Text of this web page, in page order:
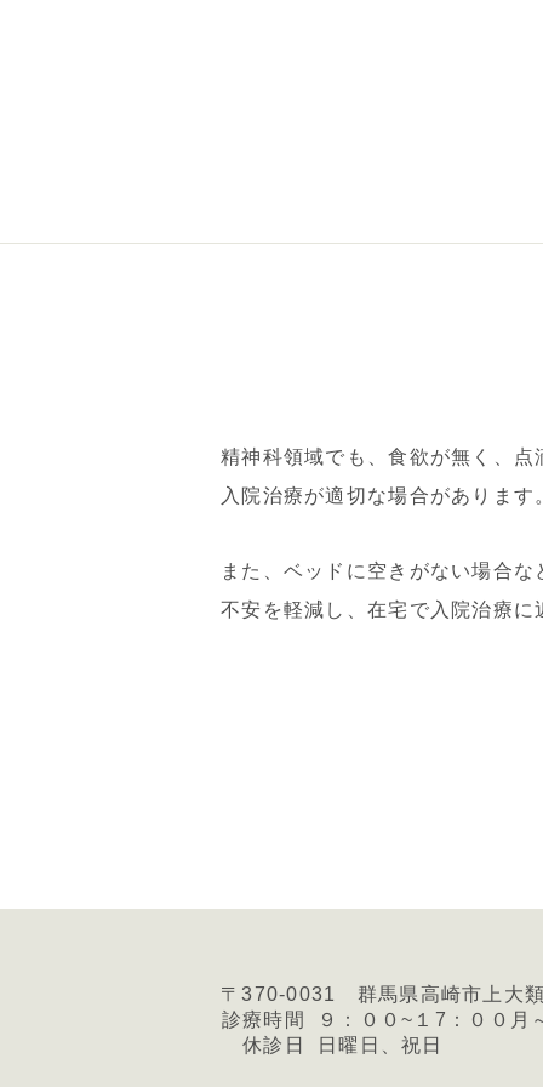
精神科領域でも、食欲が無く、
入院治療が適切な場合がありま
また、ベッドに空きがない場合
不安を軽減し、在宅で入院治療
〒370-0031 群馬県高崎市上大
診療時間
９：００~１7：００月
休診日
日曜日、祝日